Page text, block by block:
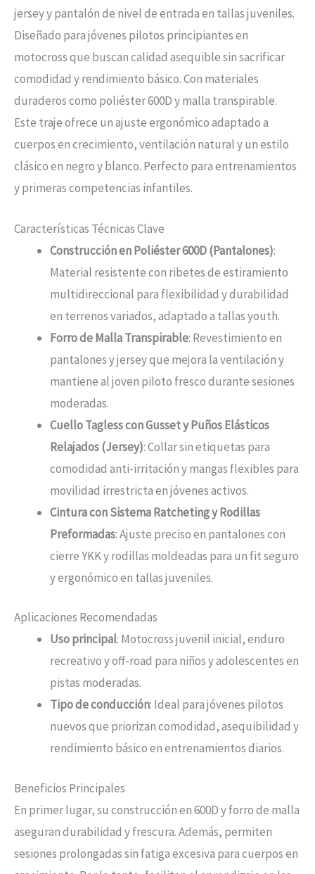
jersey y pantalón de nivel de entrada en tallas juveniles.
Diseñado para jóvenes pilotos principiantes en
motocross que buscan calidad asequible sin sacrificar
comodidad y rendimiento básico. Con materiales
duraderos como poliéster 600D y malla transpirable.
Este traje ofrece un ajuste ergonómico adaptado a
cuerpos en crecimiento, ventilación natural y un estilo
clásico en negro y blanco. Perfecto para entrenamientos
y primeras competencias infantiles.
Características Técnicas Clave
Construcción en Poliéster 600D (Pantalones):
Material resistente con ribetes de estiramiento
multidireccional para flexibilidad y durabilidad
en terrenos variados, adaptado a tallas youth.
Forro de Malla Transpirable: Revestimiento en
pantalones y jersey que mejora la ventilación y
mantiene al joven piloto fresco durante sesiones
moderadas.
Cuello Tagless con Gusset y Puños Elásticos
Relajados (Jersey): Collar sin etiquetas para
comodidad anti-irritación y mangas flexibles para
movilidad irrestricta en jóvenes activos.
Cintura con Sistema Ratcheting y Rodillas
Preformadas: Ajuste preciso en pantalones con
cierre YKK y rodillas moldeadas para un fit seguro
y ergonómico en tallas juveniles.
Aplicaciones Recomendadas
Uso principal: Motocross juvenil inicial, enduro
recreativo y off-road para niños y adolescentes en
pistas moderadas.
Tipo de conducción: Ideal para jóvenes pilotos
nuevos que priorizan comodidad, asequibilidad y
rendimiento básico en entrenamientos diarios.
Beneficios Principales
En primer lugar, su construcción en 600D y forro de malla
aseguran durabilidad y frescura. Además, permiten
sesiones prolongadas sin fatiga excesiva para cuerpos en